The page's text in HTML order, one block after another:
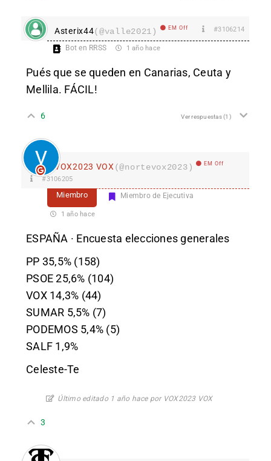
Asterix44(@valle2021) EM Off #3106214
Bot en RRSS 1 año hace
Pués que se queden en Canarias, Ceuta y
Mellila. FÁCIL!
6 Ver respuestas(1)
VOX2023 VOX (@nortevox2023) EM Off
#3106205
Miembro Miembro de Ejecutiva
1 año hace
ESPAÑA · Encuesta elecciones generales
PP 35,5% (158)
PSOE 25,6% (104)
VOX 14,3% (44)
SUMAR 5,5% (7)
PODEMOS 5,4% (5)
SALF 1,9%
Celeste-Te
Último editado 1 año hace por VOX2023 VOX
3